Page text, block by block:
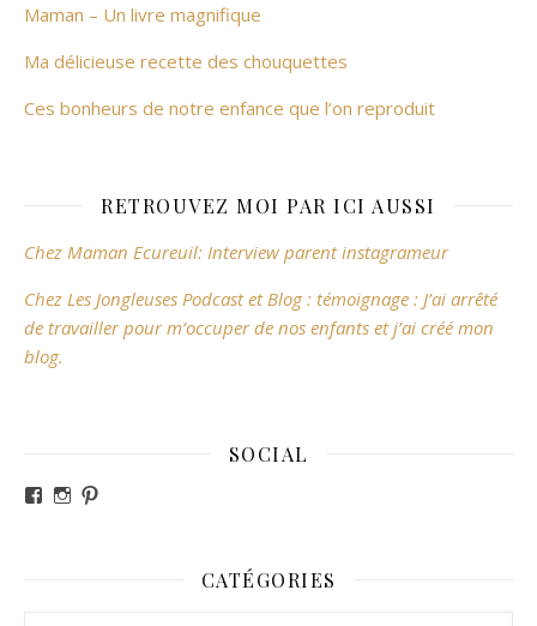
Maman – Un livre magnifique
Ma délicieuse recette des chouquettes
Ces bonheurs de notre enfance que l’on reproduit
RETROUVEZ MOI PAR ICI AUSSI
Chez Maman Ecureuil: Interview parent instagrameur
Chez Les Jongleuses Podcast et Blog : témoignage : J’ai arrêté
de travailler pour m’occuper de nos enfants et j’ai créé mon
blog.
SOCIAL
Voir le profil de revesdefripouilles sur Facebook
Voir le profil de claire_revesdefripouilles sur
CATÉGORIES